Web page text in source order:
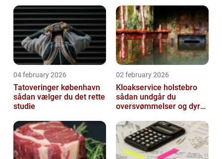
04 february 2026
Tatoveringer københavn
sådan vælger du det rette
studie
02 february 2026
Kloakservice holstebro
sådan undgår du
oversvømmelser og dyre